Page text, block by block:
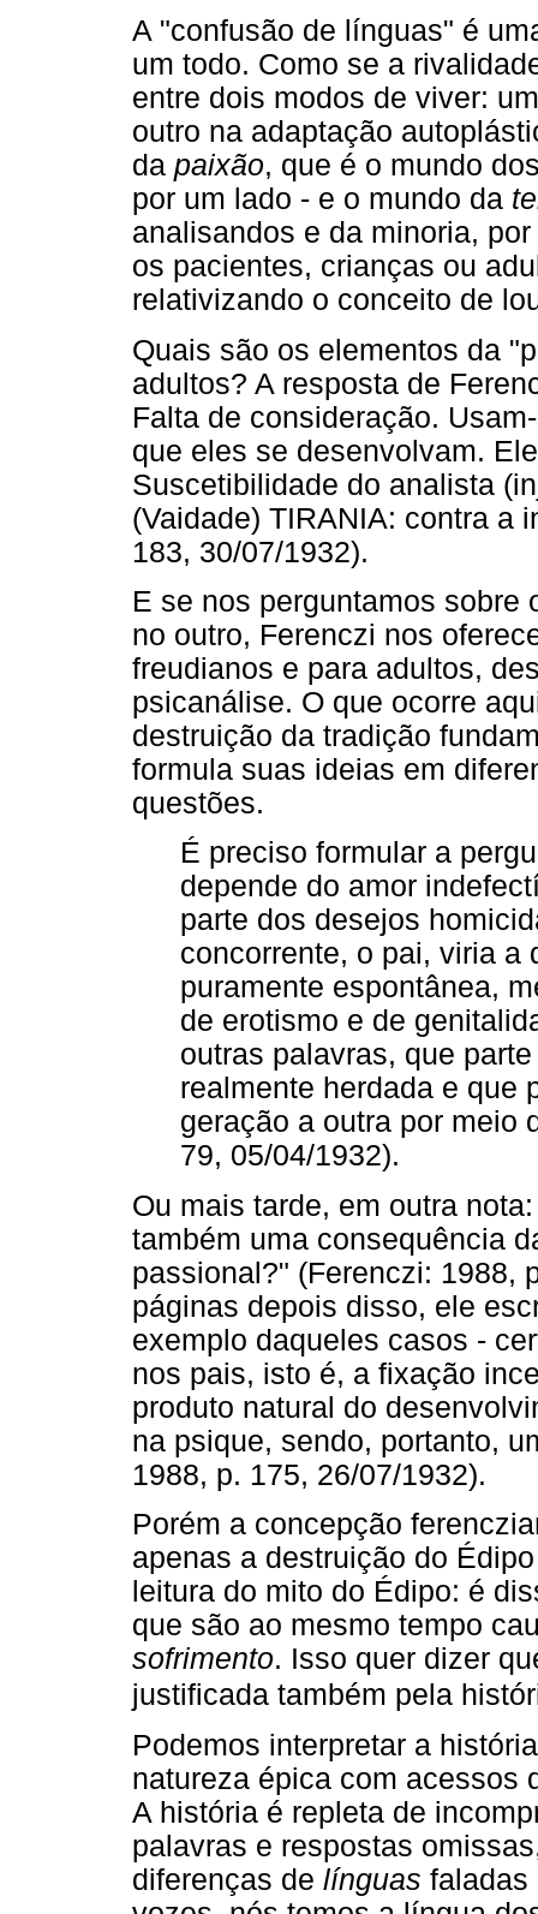
A "confusão de línguas" é
um todo. Como se a
entre dois modos de viver:
outro na adaptação
da paixão, que é o mundo
por um lado - e o mundo da
analisandos e da minoria,
os pacientes, crianças ou
relativizando o conceito de
Quais são os elementos da
adultos? A resposta de
Falta de consideração.
que eles se desenvolvam.
Suscetibilidade do analista
(Vaidade) TIRANIA: contra a
183, 30/07/1932).
E se nos perguntamos sobre
no outro, Ferenczi nos
freudianos e para adultos,
psicanálise. O que ocorre
destruição da tradição
formula suas ideias em
questões.
É preciso formular a
depende do amor
parte dos desejos
concorrente, o pai, viria a
puramente espontânea,
de erotismo e de
outras palavras, que
realmente herdada e que
geração a outra por meio
79, 05/04/1932).
Ou mais tarde, em outra
também uma consequência
passional?" (Ferenczi: 1988,
páginas depois disso, ele
exemplo daqueles casos -
nos pais, isto é, a fixação
produto natural do
na psique, sendo, portanto,
1988, p. 175, 26/07/1932).
Porém a concepção
apenas a destruição do
leitura do mito do Édipo: é
que são ao mesmo tempo
sofrimento. Isso quer dizer
justificada também pela
Podemos interpretar a
natureza épica com acessos
A história é repleta de
palavras e respostas
diferenças de línguas faladas